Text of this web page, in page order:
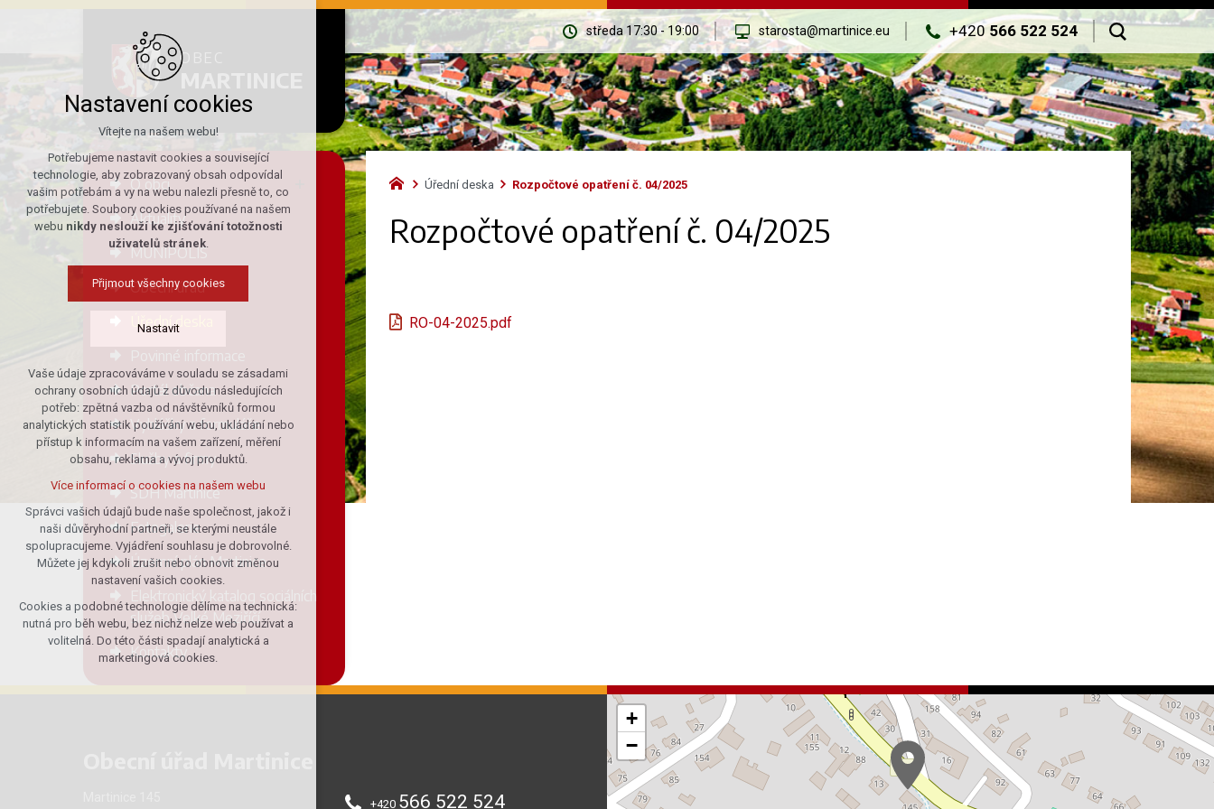
OBEC
středa 17:30 - 19:00 starosta@martinice.eu +420566 522 524
Úřední deska Rozpočtové opatření č. 04/2025
Rozpočtové opatření č. 04/2025
RO-04-2025.pdf
O obci
Aktuality
MUNIPOLIS
Obecní úřad
Úřední deska
Portál občana
Vyhlášky a formuláře
Služby a firmy
SDH Martinice
Fotogalerie
Územní plán Martinice
služeb Velké Meziříčí
Kontakty
+420 566 522 524
+
−
Nastavení cookies
Vítejte na našem webu!
Potřebujeme nastavit cookies a související
technologie, aby zobrazovaný obsah odpovídal
vašim potřebám a vy na webu nalezli přesně to, co
potřebujete. Soubory cookies používané na našem
webu nikdy neslouží ke zjišťování totožnosti
uživatelů stránek.
Přijmout všechny cookies
Nastavit
Technická cookies
nutná pro provozování webu
udržení kontextu stránek (session):
případná přihlášení, volby jazyka, apod.
Volitelná cookies
analytická pro anonymizované
vyhodnocení návštěvnosti
marketingová cookies (Google)
Více informací o cookies na našem webu
Přijmout všechny cookies
Odmítnout vše
Vaše údaje zpracováváme v souladu se zásadami
ochrany osobních údajů z důvodu následujících
potřeb: zpětná vazba od návštěvníků formou
analytických statistik používání webu, ukládání nebo
přístup k informacím na vašem zařízení, měření
obsahu, reklama a vývoj produktů.
Více informací o cookies na našem webu
Správci vašich údajů bude naše společnost, jakož i
naši důvěryhodní partneři, se kterými neustále
spolupracujeme. Vyjádření souhlasu je dobrovolné.
Můžete jej kdykoli zrušit nebo obnovit změnou
nastavení vašich cookies.
Cookies a podobné technologie dělíme na technická:
nutná pro běh webu, bez nichž nelze web používat a
volitelná. Do této části spadají analytická a
marketingová cookies.